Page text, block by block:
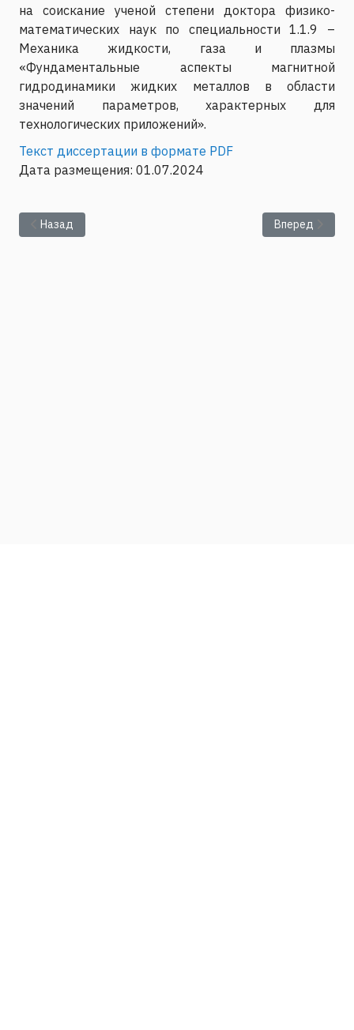
на соискание ученой степени доктора физико-
математических наук по специальности 1.1.9 –
Механика жидкости, газа и плазмы
«Фундаментальные аспекты магнитной
гидродинамики жидких металлов в области
значений параметров, характерных для
технологических приложений».
Текст диссертации в формате PDF
Дата размещения: 01.07.2024
Предыдущий: Защита диссертации Колесниченко И.В. на
Назад Следующий:
Вперед